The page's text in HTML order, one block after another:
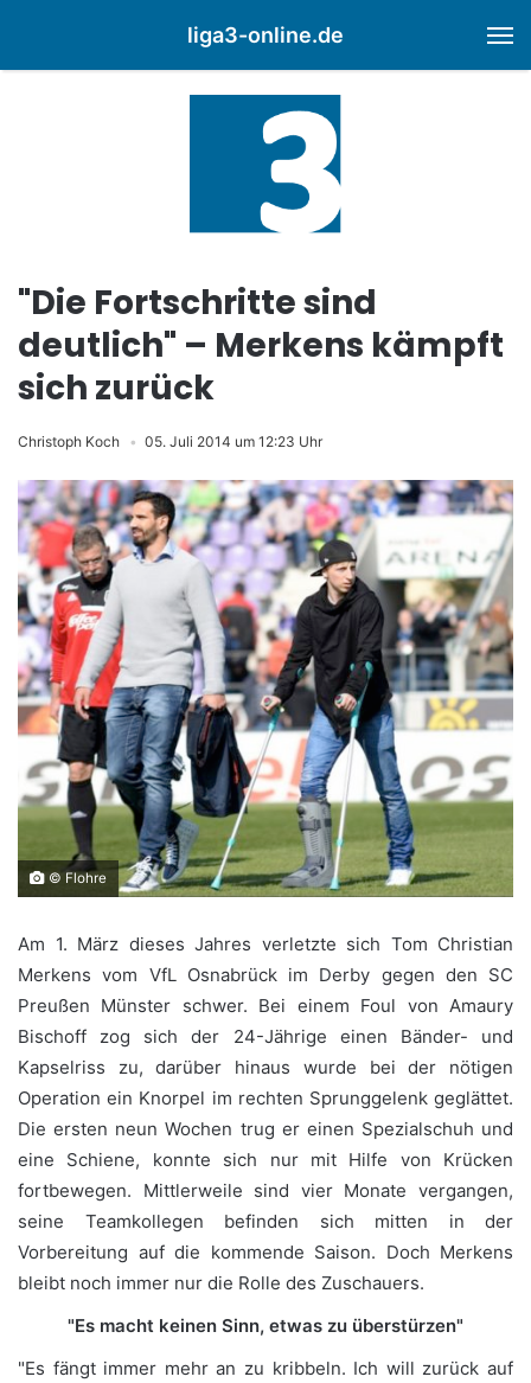
liga3-online.de
"Die Fortschritte sind
deutlich" – Merkens kämpft
sich zurück
Christoph Koch 05. Juli 2014 um 12:23 Uhr
© Flohre
Am 1. März dieses Jahres verletzte sich Tom Christian
Merkens vom VfL Osnabrück im Derby gegen den SC
Preußen Münster schwer. Bei einem Foul von Amaury
Bischoff zog sich der 24-Jährige einen Bänder- und
Kapselriss zu, darüber hinaus wurde bei der nötigen
Operation ein Knorpel im rechten Sprunggelenk geglättet.
Die ersten neun Wochen trug er einen Spezialschuh und
eine Schiene, konnte sich nur mit Hilfe von Krücken
fortbewegen. Mittlerweile sind vier Monate vergangen,
seine Teamkollegen befinden sich mitten in der
Vorbereitung auf die kommende Saison. Doch Merkens
bleibt noch immer nur die Rolle des Zuschauers.
"Es macht keinen Sinn, etwas zu überstürzen"
"Es fängt immer mehr an zu kribbeln. Ich will zurück auf